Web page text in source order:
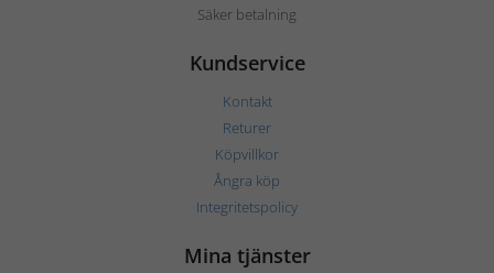
Säker betalning
Kundservice
Kontakt
Returer
Köpvillkor
Ångra köp
Integritetspolicy
Mina tjänster